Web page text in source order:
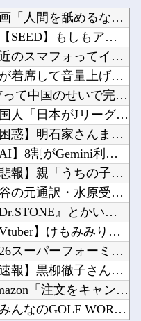
漫画「人間を舐めるなよ…！」←こういう展開好きなんやがｗｗｗｗ他
※【SEED】もしもアズラエルがMSに乗って戦うタイプの悪役だったら他
最近のスマフォってイヤホンジャック付いてないの?他
隣が着席して音量上げ始めた時は渾身の「マジか…」が出るよね他
EVって中国のせいで完全に終わったよな他
韓国人「日本がJリーグ開幕戦で記録した歴代最多観客数がこちら…」→「Kリーグとは次元が違う...
【困惑】明石家さんまさん「ナイターが当たり前になったらつまらないんですよ、我々は」ｗｗｗｗ...
【AI】8割がGemini利用、ChatGPTは68% AI利用調査他
【悲報】親「うちの子にはゲームは買い与えません。本だけで十分」→結果他
大谷の元通訳・水原受刑者、24年の韓国遠征に「なんでドジャースが韓国に？」「日本なら分かる...
『Dr.STONE』とかいうクソおもろい作品ｗｗｗ他
【Vtuber】けもみみりふれっ!活動5周年記念♡3D新衣装お披露目！viviONとけもり...
2026スーパーフォーミュラ第8戦「SUGO」決勝結果他
【速報】黒柳徹子さん 93歳他
Amazon「注文をキャンセルしました。身分証を提出してください」 X民「は？怪しすぎんだ...
『みんなのGOLF WORLD』改善に向けてアプデ計画他